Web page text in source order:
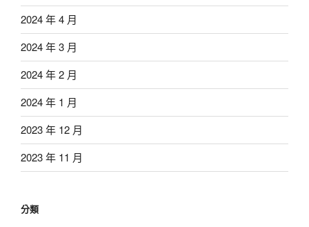
2024 年 4 月
2024 年 3 月
2024 年 2 月
2024 年 1 月
2023 年 12 月
2023 年 11 月
分類